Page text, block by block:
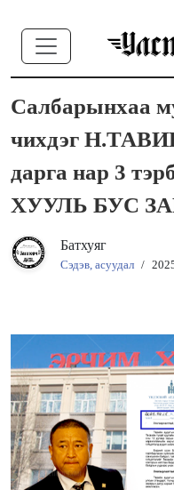
Салбарынхаа
чихдэг
дарга нар 3
ХУУЛЬ БУС
Батхуяг
Сэдэв, асуудал /